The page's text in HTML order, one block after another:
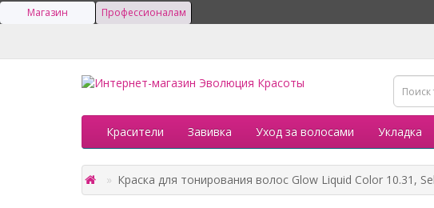
Магазин Профессионалам
Красители Завивка Уход за волосами Укладка
Краска для тонирования волос Glow Liquid Color 10.31,